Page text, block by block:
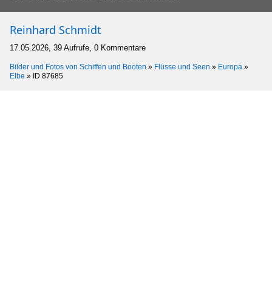
Reinhard Schmidt
17.05.2026, 39 Aufrufe, 0 Kommentare
Bilder und Fotos von Schiffen und Booten » Flüsse und Seen » Europa »
Elbe » ID 87685